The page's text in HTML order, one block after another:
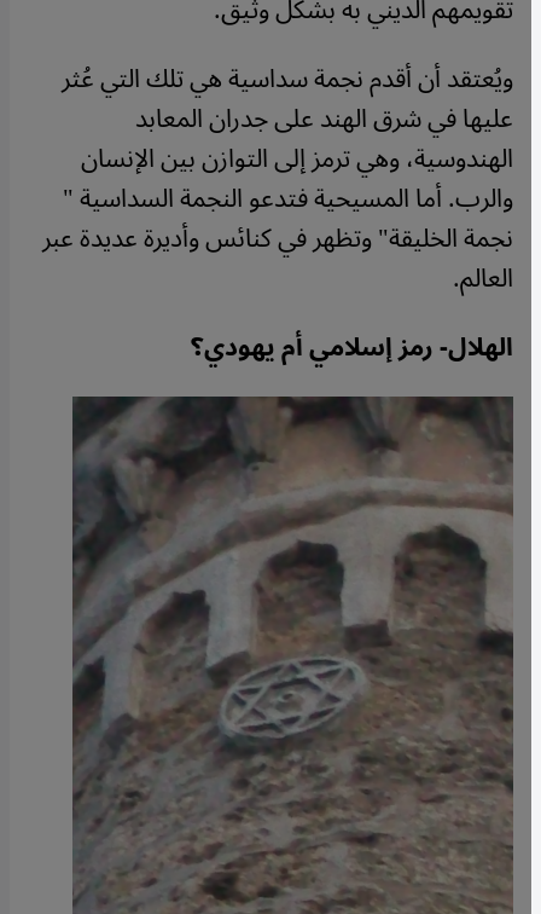
ويُعتقد أن أقدم نجمة سداسية هي تلك التي عُثر
عليها في شرق الهند على جدران المعابد
الهندوسية، وهي ترمز إلى التوازن بين الإنسان
والرب. أما المسيحية فتدعو النجمة السداسية "
نجمة الخليقة" وتظهر في كنائس وأديرة عديدة عبر
العالم.
الهلال- رمز إسلامي أم يهودي؟